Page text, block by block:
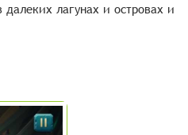
лагунах и островах и